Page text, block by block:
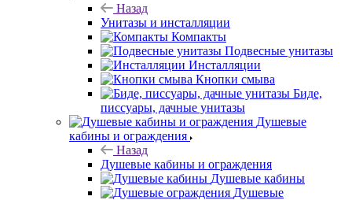
Назад
Унитазы и инсталляции
Компакты
Подвесные унитазы
Инсталляции
Кнопки смыва
Биде,
писсуары, дачные унитазы
Душевые
кабины и ограждения
Назад
Душевые кабины и ограждения
Душевые кабины
Душевые